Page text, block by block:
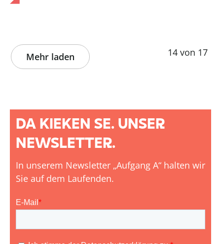
14 von 17
Mehr laden
DA KIEKEN SE. UNSER
NEWSLETTER.
In unserem Newsletter „Aufgang A“ halten wir
Sie auf dem Laufenden.